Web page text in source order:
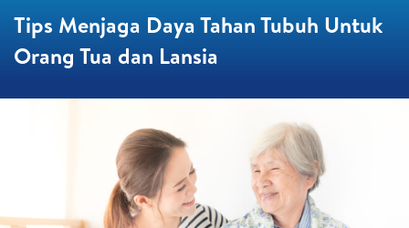
Tips Menjaga Daya Tahan Tubuh Untuk
Orang Tua dan Lansia